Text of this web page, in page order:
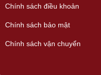
Chính sách điều khoản
Chính sách bảo mật
Chính sách vận chuyển